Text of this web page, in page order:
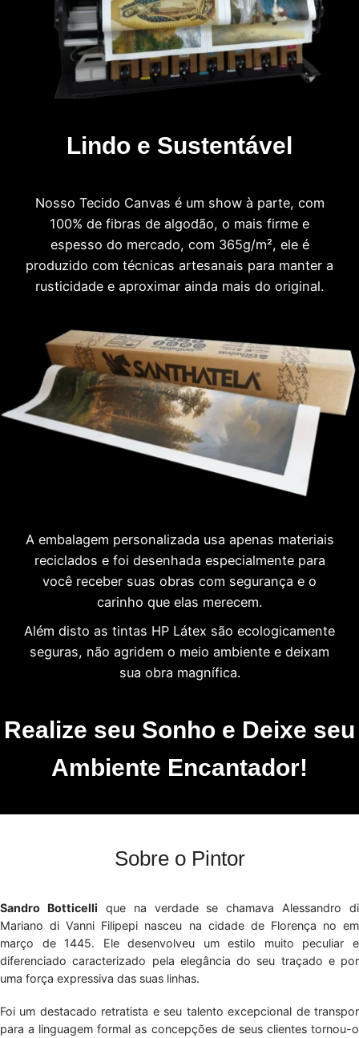
Lindo e Sustentável
Nosso Tecido Canvas é um show à parte, com
100% de fibras de algodão, o mais firme e
espesso do mercado, com 365g/m², ele é
produzido com técnicas artesanais para manter a
rusticidade e aproximar ainda mais do original.
A embalagem personalizada usa apenas materiais
reciclados e foi desenhada especialmente para
você receber suas obras com segurança e o
carinho que elas merecem.
Além disto as tintas HP Látex são ecologicamente
seguras, não agridem o meio ambiente e deixam
sua obra magnífica.
Realize seu Sonho e Deixe seu
Ambiente Encantador!
Sobre o Pintor
Sandro Botticelli que na verdade se chamava Alessandro di
Mariano di Vanni Filipepi nasceu na cidade de Florença no em
março de 1445. Ele desenvolveu um estilo muito peculiar e
diferenciado caracterizado pela elegância do seu traçado e por
uma força expressiva das suas linhas.
Foi um destacado retratista e seu talento excepcional de transpor
para a linguagem formal as concepções de seus clientes tornou-o